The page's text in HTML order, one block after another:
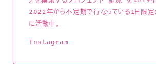
2022年から不定期で行なっている1日限定
に活動中。
Instagram